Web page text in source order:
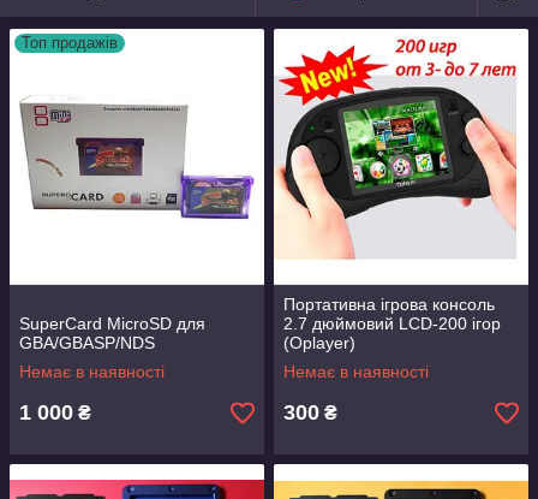
Топ продажів
SuperCard MicroSD для
GBA/GBASP/NDS
Немає в наявності
1 000 ₴
Портативна ігрова консоль
2.7 дюймовий LCD-200 ігор
(Oplayer)
Немає в наявності
300 ₴